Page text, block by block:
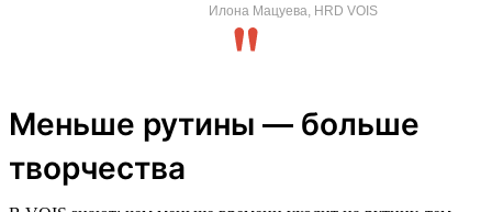
Илона Мацуева, HRD VOIS
Меньше рутины — больше
творчества